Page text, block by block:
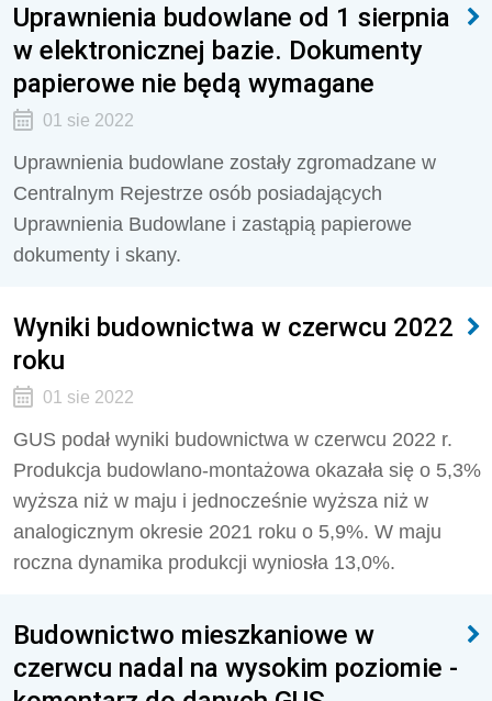
Uprawnienia budowlane od 1 sierpnia
w elektronicznej bazie. Dokumenty
papierowe nie będą wymagane
01 sie 2022
Uprawnienia budowlane zostały zgromadzane w
Centralnym Rejestrze osób posiadających
Uprawnienia Budowlane i zastąpią papierowe
dokumenty i skany.
Wyniki budownictwa w czerwcu 2022
roku
01 sie 2022
GUS podał wyniki budownictwa w czerwcu 2022 r.
Produkcja budowlano-montażowa okazała się o 5,3%
wyższa niż w maju i jednocześnie wyższa niż w
analogicznym okresie 2021 roku o 5,9%. W maju
roczna dynamika produkcji wyniosła 13,0%.
Budownictwo mieszkaniowe w
czerwcu nadal na wysokim poziomie -